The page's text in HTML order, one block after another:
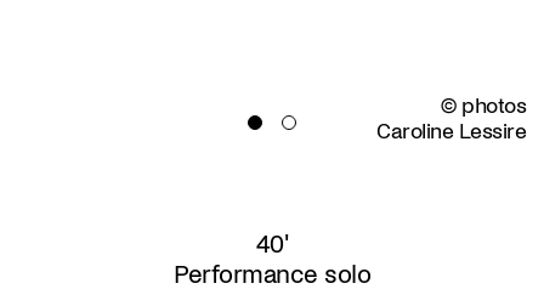
© photos
Caroline Lessire
40'
Performance solo